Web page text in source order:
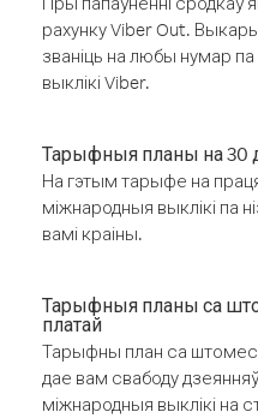
рахунку Viber Out.
званіць на любы нумар па
выклікі Viber.
Тарыфныя планы на 30
На гэтым тарыфе на
міжнародныя выклікі па
вамі краіны.
Тарыфныя планы са
платай
Тарыфны план са
дае вам свабоду
міжнародныя выклікі на